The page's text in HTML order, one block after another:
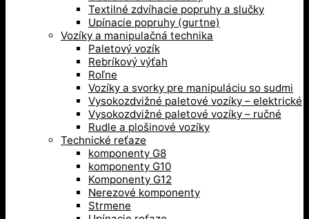
Textilné zdvíhacie popruhy a slučky
Upínacie popruhy (gurtne)
Vozíky a manipulačná technika
Paletový vozík
Rebríkový výťah
Roľne
Vozíky a svorky pre manipuláciu so sudmi
Vysokozdvižné paletové vozíky – elektrické
Vysokozdvižné paletové vozíky – ručné
Rudle a plošinové vozíky
Technické reťaze
komponenty G8
komponenty G10
Komponenty G12
Nerezové komponenty
Strmene